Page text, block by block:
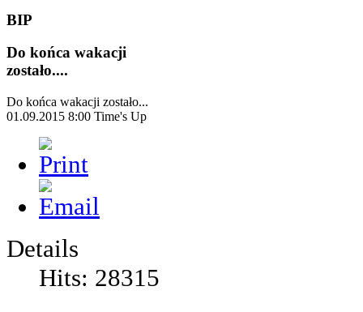
BIP
Do końca wakacji
zostało....
Do końca wakacji zostało...
01.09.2015 8:00 Time's Up
Details
Hits: 28315